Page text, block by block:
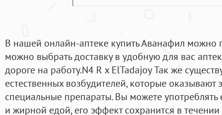
В нашей онлайн-аптеке купить Аванафил можно
можно выбрать доставку в удобную для вас
дороге на работу.N4 R x ElTadajoy Так же
естественных возбудителей, которые
специальные препараты. Вы можете
и жирной едой, его эффект сохранится в